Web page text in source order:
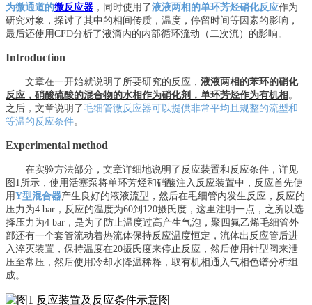
为微通道的微反应器 ，同时使用了液液两相的单环芳烃硝化反应作为
研究对象，探讨了其中的相间传质，温度，停留时间等因素的影响，
最后还使用CFD分析了液滴内的内部循环流动（二次流）的影响。
Introduction
文章在一开始就说明了所要研究的反应， 液液两相的苯环的硝化
反应，硝酸硫酸的混合物的水相作为硝化剂，单环芳烃作为有机相 。
之后，文章说明了毛细管微反应器可以提供非常平均且规整的流型和
等温的反应条件。
Experimental method
在实验方法部分，文章详细地说明了反应装置和反应条件，详见
图 1所示，使用活塞泵将单环芳烃和硝酸注入反应装置中，反应首先使
用Y型混合器产生良好的液液流型，然后在毛细管内发生反应，反应的
压力为4 bar，反应的温度为60到120摄氏度，这里注明一点，之所以选
择压力为4 bar，是为了防止温度过高产生气泡，聚四氟乙烯毛细管外
部还有一个套管流动着热流体保持反应温度恒定，流体出反应管后进
入淬灭装置，保持温度在20摄氏度来停止反应，然后使用针型阀来泄
压至常压，然后使用冷却水降温稀释，取有机相通入气相色谱分析组
成。